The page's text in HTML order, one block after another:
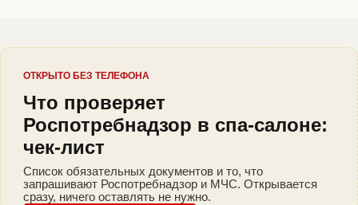
ОТКРЫТО БЕЗ ТЕЛЕФОНА
Что проверяет
Роспотребнадзор в спа-салоне:
чек-лист
Список обязательных документов и то, что
запрашивают Роспотребнадзор и МЧС. Открывается
сразу, ничего оставлять не нужно.